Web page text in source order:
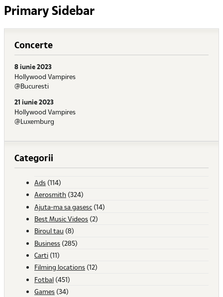
Primary Sidebar
Concerte
8 iunie 2023
Hollywood Vampires
@Bucuresti
21 iunie 2023
Hollywood Vampires
@Luxemburg
Categorii
Ads (114)
Aerosmith (324)
Ajuta-ma sa gasesc (14)
Best Music Videos (2)
Biroul tau (8)
Business (285)
Carti (11)
Filming locations (12)
Fotbal (451)
Games (34)